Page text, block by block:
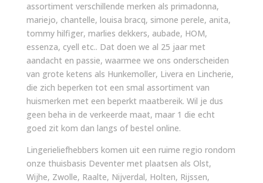
assortiment verschillende merken als primadonna,
mariejo, chantelle, louisa bracq, simone perele, anita,
tommy hilfiger, marlies dekkers, aubade, HOM,
essenza, cyell etc.. Dat doen we al 25 jaar met
aandacht en passie, waarmee we ons onderscheiden
van grote ketens als Hunkemoller, Livera en Lincherie,
die zich beperken tot een smal assortiment van
huismerken met een beperkt maatbereik. Wil je dus
geen beha in de verkeerde maat, maar 1 die echt
goed zit kom dan langs of bestel online.
Lingerieliefhebbers komen uit een ruime regio rondom
onze thuisbasis Deventer met plaatsen als Olst,
Wijhe, Zwolle, Raalte, Nijverdal, Holten, Rijssen,